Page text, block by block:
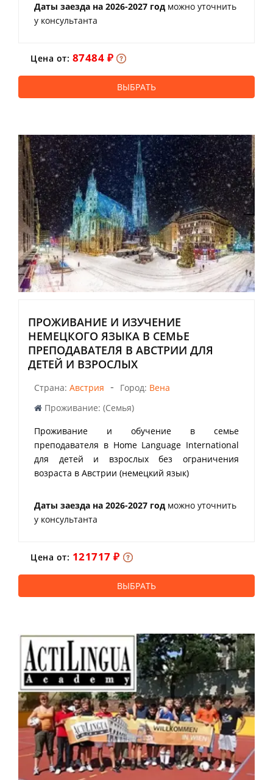
Даты заезда на 2026-2027 год можно уточнить
у консультанта
Цена от: 87484 ₽
ВЫБРАТЬ
ПРОЖИВАНИЕ И ИЗУЧЕНИЕ
НЕМЕЦКОГО ЯЗЫКА В СЕМЬЕ
ПРЕПОДАВАТЕЛЯ В АВСТРИИ ДЛЯ
ДЕТЕЙ И ВЗРОСЛЫХ
Страна: Австрия - Город: Вена
Проживание: (Семья)
Проживание и обучение в семье
преподавателя в Home Language International
для детей и взрослых без ограничения
возраста в Австрии (немецкий язык)
Даты заезда на 2026-2027 год можно уточнить
у консультанта
Цена от: 121717 ₽
ВЫБРАТЬ